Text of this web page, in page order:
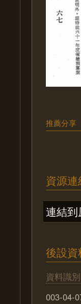
推薦分享
資源連
連結
後設資
資料識別
003-04-